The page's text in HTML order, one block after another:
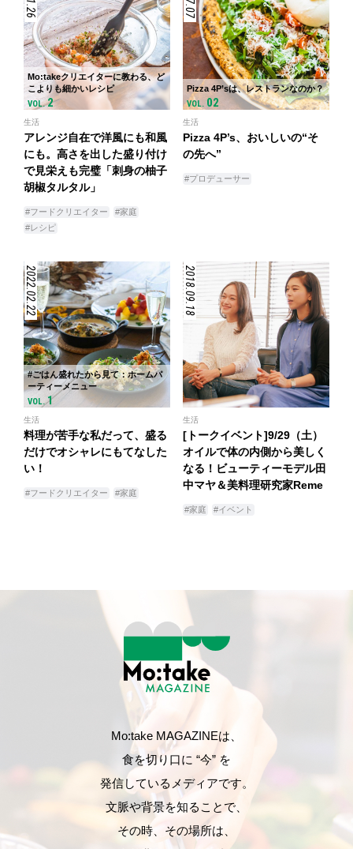
Mo:takeクリエイターに教わる、ど
こよりも細かいレシピ
VOL.2
生活
アレンジ自在で洋風にも和風
にも。高さを出した盛り付け
で見栄えも完璧「刺身の柚子
胡椒タルタル」
#フードクリエイター
#家庭
#レシピ
Pizza 4P’sは、レストランなのか？
VOL. 02
生活
Pizza 4P’s、おいしいの“そ
の先へ”
#プロデューサー
2022.02.22
#ごはん盛れたから見て：ホームパ
ーティーメニュー
VOL.1
生活
料理が苦手な私だって、盛る
だけでオシャレにもてなした
い！
#フードクリエイター #家庭
2018.09.18
生活
[トークイベント]9/29（土）
オイルで体の内側から美しく
なる！ビューティーモデル田
中マヤ＆美料理研究家Reme
#家庭 #イベント
Mo:take MAGAZINEは、
食を切り口に “今” を
発信しているメディアです。
文脈や背景を知ることで、
その時、その場所は、